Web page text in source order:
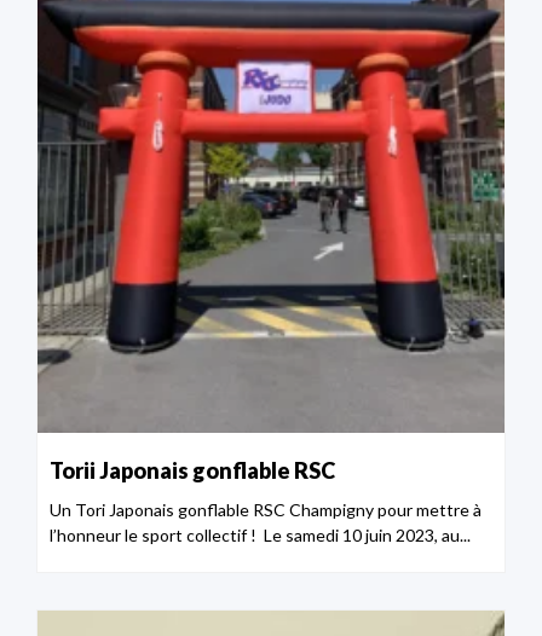
Torii Japonais gonflable RSC
Un Tori Japonais gonflable RSC Champigny pour mettre à
l’honneur le sport collectif ! Le samedi 10 juin 2023, au...